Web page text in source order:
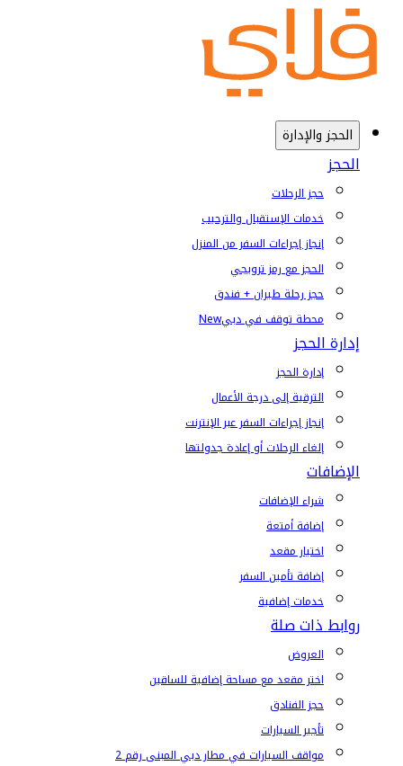
الحجز والإدارة
الحجز
حجز الرحلات
خدمات الإستقبال والترحيب
إنجاز إجراءات السفر من المنزل
الحجز مع رمز ترويجي
حجز رحلة طيران + فندق
محطة توقف في دبيNew
إدارة الحجز
إدارة الحجز
الترقية إلى درجة الأعمال
إنجاز إجراءات السفر عبر الإنترنت
إلغاء الرحلات أو إعادة جدولتها
الإضافات
شراء الإضافات
إضافة أمتعة
اختيار مقعد
إضافة تأمين السفر
خدمات إضافية
روابط ذات صلة
العروض
اختر مقعد مع مساحة إضافية للساقين
حجز الفنادق
تأجير السيارات
مواقف السيارات في مطار دبي المبنى رقم 2